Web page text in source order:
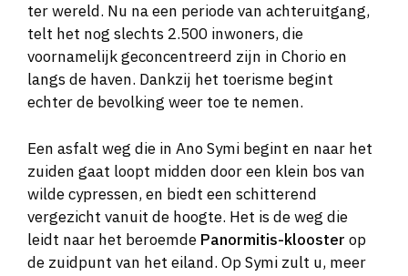
ter wereld. Nu na een periode van achteruitgang,
telt het nog slechts 2.500 inwoners, die
voornamelijk geconcentreerd zijn in Chorio en
langs de haven. Dankzij het toerisme begint
echter de bevolking weer toe te nemen.
Een asfalt weg die in Ano Symi begint en naar het
zuiden gaat loopt midden door een klein bos van
wilde cypressen, en biedt een schitterend
vergezicht vanuit de hoogte. Het is de weg die
leidt naar het beroemde Panormitis-klooster op
de zuidpunt van het eiland. Op Symi zult u, meer